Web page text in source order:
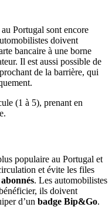
Portugal sont encore
doivent
bancaire à une borne
Il est aussi possible de
de la barrière, qui
(1 à 5), prenant en
populaire au Portugal et
et évite les files
. Les automobilistes
ils doivent
d’un badge Bip&Go.